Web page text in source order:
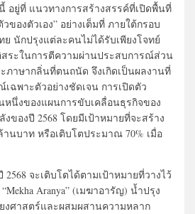
อยู่ที่ แนวทางการสร้างสรรค์ที่เปิดพื้นที่
ของตัวเอง” อย่างเต็มที่ ภายใต้กรอบ
นักปรุงแต่ละคนไม่ได้รับเพียงโจทย์
ระในการตีความผ่านประสบการณ์ส่วน
ภาษากลิ่นที่ตนถนัด จึงเกิดเป็นผลงานที่
ฉพาะตัวอย่างชัดเจน การเปิดตัว
นึ่งของแผนการขับเคลื่อนธุรกิจของ
งของปี 2568 โดยมีเป้าหมายที่จะสร้าง
นบาท หรือเติบโตประมาณ 70% เมื่อ
จะเติบโตได้ตามเป้าหมายที่วางไว้
Aranya” (เมฆาอารัญ) น้ำปรุง
งศาสตร์และผสมผสานความหลาก